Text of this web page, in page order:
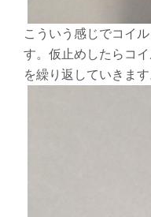
こういう感じでコイ
す。仮止めしたらコ
を繰り返していきます